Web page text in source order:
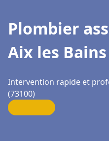
Plombier
Aix les Bains
Intervention rapide et
(73100)